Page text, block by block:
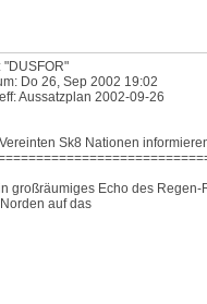
"DUSFOR"
Do 26, Sep 2002 19:02
Aussatzplan 2002-09-26
Sk8 Nationen
großräumiges Echo des Regen-
auf das